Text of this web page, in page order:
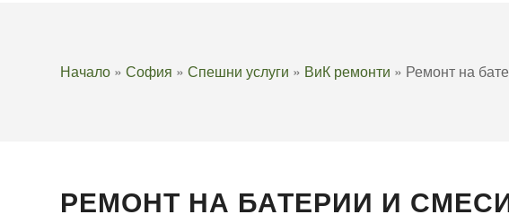
Начало » София » Спешни услуги » ВиК ремонти » Ремонт на
РЕМОНТ НА БАТЕРИИ И